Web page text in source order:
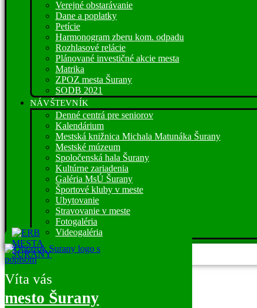
Verejné obstarávanie
Dane a poplatky
Petície
Harmonogram zberu kom. odpadu
Rozhlasové relácie
Plánované investičné akcie mesta
Matrika
ZPOZ mesta Šurany
SODB 2021
NÁVŠTEVNÍK
Denné centrá pre seniorov
Kalendárium
Mestská knižnica Michala Matunáka Šurany
Mestské múzeum
Spoločenská hala Šurany
Kultúrne zariadenia
Galéria MsÚ Šurany
Športové kluby v meste
Ubytovanie
Stravovanie v meste
Fotogaléria
Videogaléria
Víta vás
mesto Šurany